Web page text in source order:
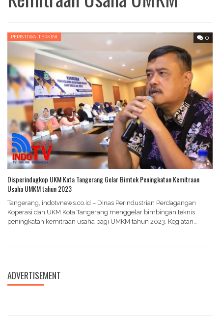
0
PERISTIWA TERKINI
Disperindagkop UKM Kota Tangerang Gelar Bimtek Peningkatan Kemitraan
Usaha UMKM tahun 2023
Tangerang, indotvnews.co.id – Dinas Perindustrian Perdagangan
Koperasi dan UKM Kota Tangerang menggelar bimbingan teknis
peningkatan kemitraan usaha bagi UMKM tahun 2023. Kegiatan
ADVERTISEMENT